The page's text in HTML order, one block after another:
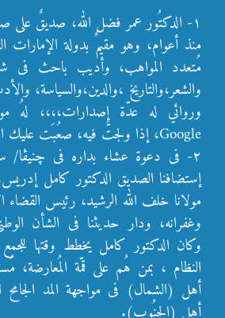
١- الدكتُور عمر فضل الله، صديقٌ على
منذ أعوام، وهو مقيمٌ بدولة الإمارات
مُتعدد المواهب، وأديب باحث فى
والشعر،والتاريخ ،والدين،والسياسة،
وروائي له عدّة إصدارات،،،، لهُ
Google، إذا ولجتَّ فيه، صعُبَت عليك المُغادرة.
إستضافنا الصديق الدكتور كامل
مولانا خلف الله الرشيد، رئيس القضاء
وغفرانه، ودار حديثنا فى الشأن
وكان الدكتور كامل يخطط وقتها
النظام ، بمن هُم على قمّة المُعارضة،
أهل (الشمال) فى مواجهة المد الجامح